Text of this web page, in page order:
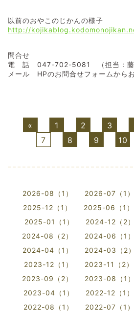
以前のおやこのじかんの様子
http://
問合せ
電 話 047-702-5081 （担当：藤
メール HPのお問合せフォームからお
« 1 2 3
7
8 9 10
2026-08（1） 2026-07（1）
2025-12（1）
2025-06（1）
2025-01（1）
2024-12（2）
2024-08（2）
2024-06（1）
2024-04（1）
2024-03（2）
2023-12（1）
2023-11（2）
2023-09（2）
2023-08（1）
2023-04（1）
2022-12（1）
2022-08（1）
2022-07（1）